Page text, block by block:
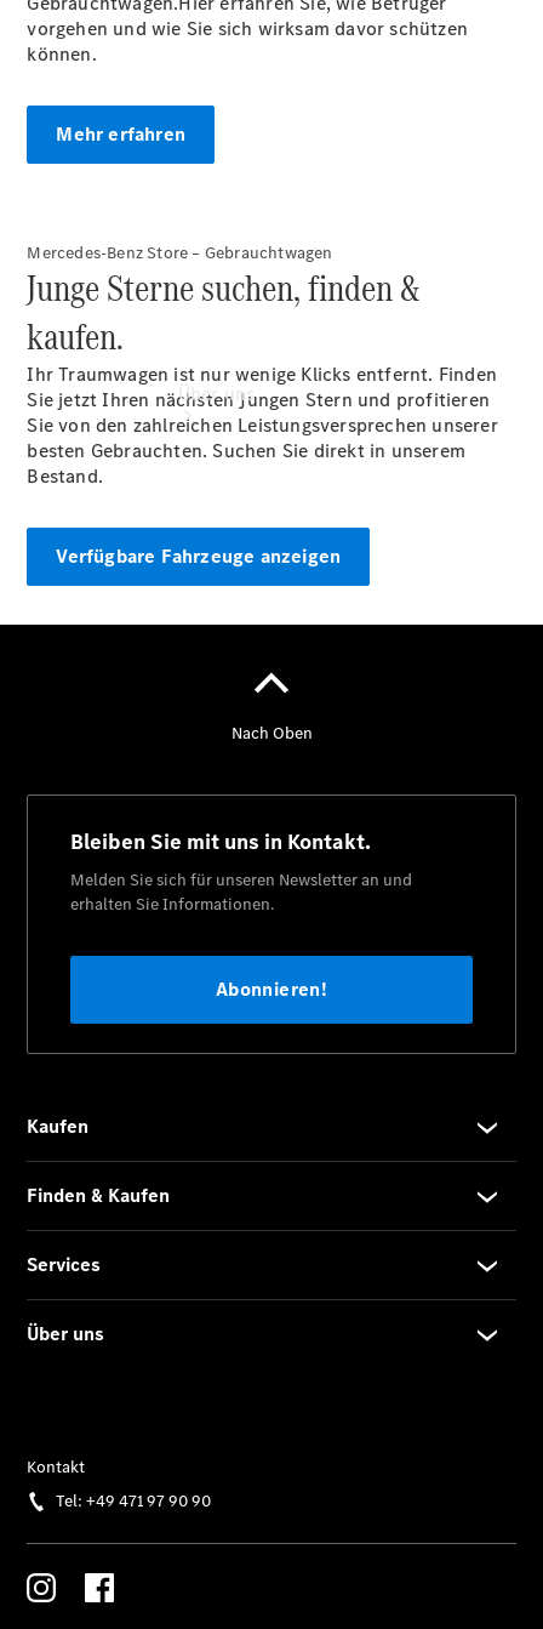
Service für
Reisemobile
Digitale
Extras
Über uns
Übersicht
Ansprechpartner
Kontaktformular
News
Events
Kundenkarte
Elektromobilität
vorgehen und wie Sie sich wirksam davor schützen
können.
Mehr erfahren
Mercedes-Benz Store – Gebrauchtwagen
Junge Sterne suchen, finden &
kaufen.
Ihr Traumwagen ist nur wenige Klicks entfernt. Finden
Sie jetzt Ihren nächsten Jungen Stern und profitieren
Sie von den zahlreichen Leistungsversprechen unserer
besten Gebrauchten. Suchen Sie direkt in unserem
Bestand.
Verfügbare Fahrzeuge anzeigen